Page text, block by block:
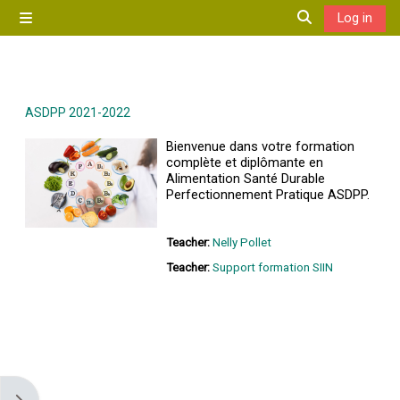
Toggle search
Log in
ASDPP 2021-2022
Bienvenue dans votre formation
complète et diplômante en
Alimentation Santé Durable
Perfectionnement Pratique ASDPP.
Teacher: Nelly Pollet
Teacher: Support formation SIIN